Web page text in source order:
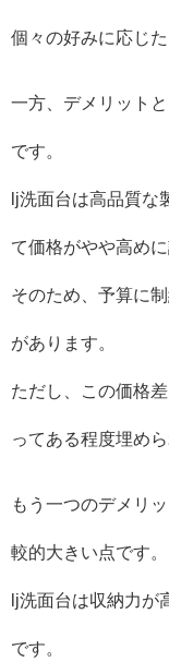
個々の好みに応じ
一方、デメリット
です。
lj洗面台は高品質な
て価格がやや高め
そのため、予算に
があります。
ただし、この価格
ってある程度埋め
もう一つのデメリ
較的大きい点です。
lj洗面台は収納力が
です。